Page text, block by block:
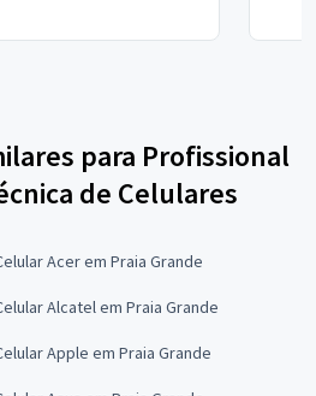
para Profissional
de Celulares
Acer em Praia Grande
Alcatel em Praia Grande
Apple em Praia Grande